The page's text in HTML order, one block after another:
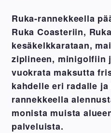
Ruka-rannekkeella
Ruka Coasteriin,
kesäkelkkarataan,
ziplineen, minigolfiin
vuokrata maksutta
kahdelle eri radalle
rannekkeella
monista muista
palveluista.